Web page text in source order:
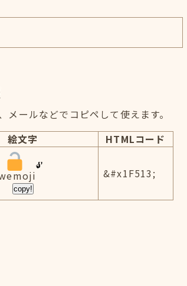
ールなどでコピペして使えます。
絵文字
HTMLコード
copy!
&#x1F513;